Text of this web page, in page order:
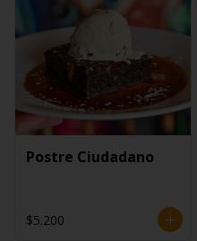
Postre Ciudadano
$5.200